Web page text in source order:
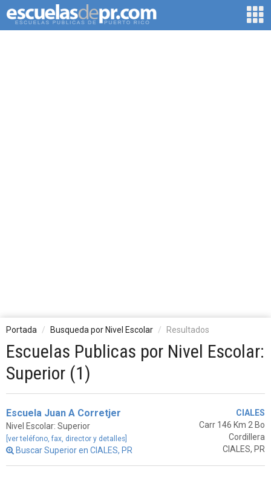
Portada Busqueda por Nivel Escolar Resultados
Escuelas Publicas por Nivel Escolar:
Superior (1)
Escuela Juan A Corretjer
Nivel Escolar: Superior
[ver teléfono, fax, director y detalles]
Buscar Superior en CIALES, PR
CIALES
Carr 146 Km 2 Bo
Cordillera
CIALES, PR